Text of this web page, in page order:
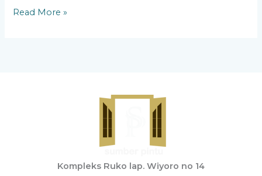
Read More »
Kompleks Ruko lap. Wiyoro no 14